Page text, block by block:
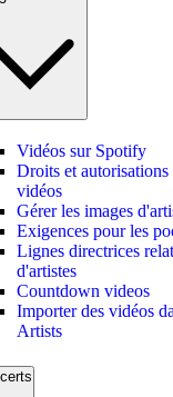
Vidéos sur Spotify
Droits et
vidéos
Gérer les images
Exigences pour les
Lignes directrices
d'artistes
Countdown videos
Importer des vidéos
Artists